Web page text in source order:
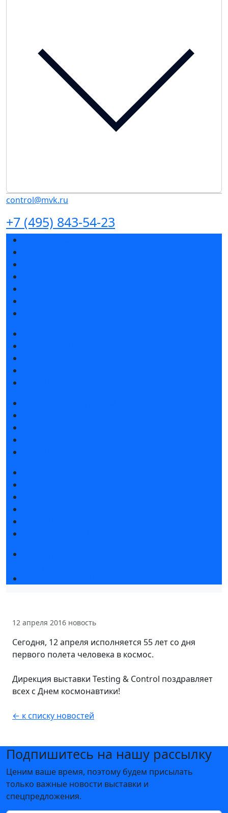
control@mvk.ru
+7 (495) 843-54-23
12 апреля 2016 новость
Сегодня, 12 апреля исполняется 55 лет со дня
первого полета человека в космос.
Дирекция выставки Testing & Control поздравляет
всех с Днем космонавтики!
← к списку новостей
Подпишитесь на нашу рассылку
Ценим ваше время, поэтому будем присылать
только важные новости выставки и
спецпредложения.